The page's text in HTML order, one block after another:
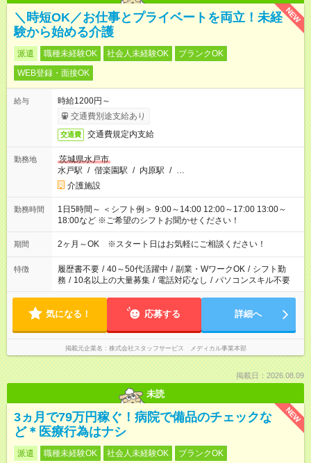
NEW
＼時短OK／お仕事とプライベートを両立！未経
験から始める介護
派遣 職種未経験OK 社会人未経験OK
ブランクOK
WEB登録・面接OK
給与
時給1200円～
交通費別途支給あり
交通費 交通費規定内支給
勤務地
茨城県水戸市
水戸駅 / 偕楽園駅 / 内原駅 / …
介護施設
勤務時間
1日5時間～ ＜シフト例＞ 9:00～14:00 12:00～17:00 13:00～
18:00など ※ご希望のシフトお聞かせください！
期間 2ヶ月～OK ※スタート日はお気軽にご相談ください！
特徴 履歴書不要 / 40～50代活躍中 / 副業・WワークOK / シフト勤
務 / 10名以上の大量募集 / 電話対応なし / パソコンスキル不要
気になる！ 応募する 詳細へ
掲載元企業名 株式会社スタッフサービス メディカル事業本部
掲載日：2026.08.09
未読
NEW
3ヵ月で79万円稼ぐ！病院で備品のチェックな
ど＊医療行為はナシ
派遣 職種未経験OK 社会人未経験OK
ブランクOK